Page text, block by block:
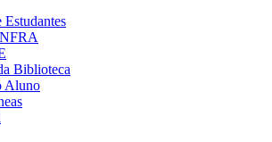
Estudantes
Biblioteca
Aluno